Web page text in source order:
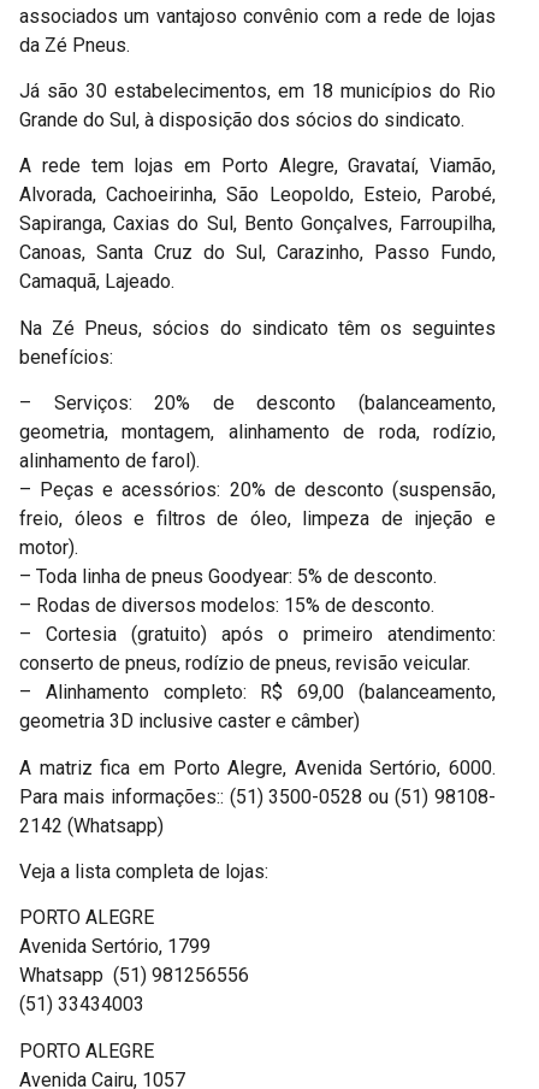
associados um vantajoso convênio com a rede de lojas
da Zé Pneus.
Já são 30 estabelecimentos, em 18 municípios do Rio
Grande do Sul, à disposição dos sócios do sindicato.
A rede tem lojas em Porto Alegre, Gravataí, Viamão,
Alvorada, Cachoeirinha, São Leopoldo, Esteio, Parobé,
Sapiranga, Caxias do Sul, Bento Gonçalves, Farroupilha,
Canoas, Santa Cruz do Sul, Carazinho, Passo Fundo,
Camaquã, Lajeado.
Na Zé Pneus, sócios do sindicato têm os seguintes
benefícios:
– Serviços: 20% de desconto (balanceamento,
geometria, montagem, alinhamento de roda, rodízio,
alinhamento de farol).
– Peças e acessórios: 20% de desconto (suspensão,
freio, óleos e filtros de óleo, limpeza de injeção e
motor).
– Toda linha de pneus Goodyear: 5% de desconto.
– Rodas de diversos modelos: 15% de desconto.
– Cortesia (gratuito) após o primeiro atendimento:
conserto de pneus, rodízio de pneus, revisão veicular.
– Alinhamento completo: R$ 69,00 (balanceamento,
geometria 3D inclusive caster e câmber)
A matriz fica em Porto Alegre, Avenida Sertório, 6000.
Para mais informações:: (51) 3500-0528 ou (51) 98108-
2142 (Whatsapp)
Veja a lista completa de lojas:
PORTO ALEGRE
Avenida Sertório, 1799
Whatsapp (51) 981256556
(51) 33434003
PORTO ALEGRE
Avenida Cairu, 1057